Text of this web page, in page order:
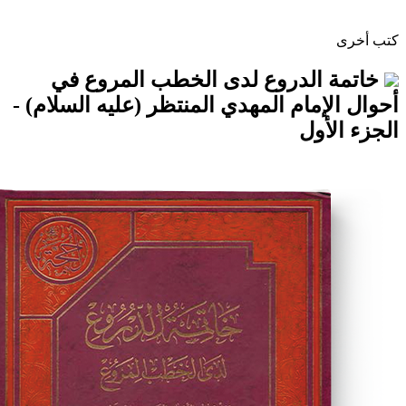
لدى الخطب المروع في
المهدي المنتظر (عليه السلام) -